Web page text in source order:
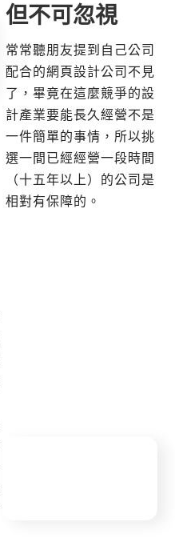
但不可忽視
常常聽朋友提到自己公司
配合的網頁設計公司不見
了，畢竟在這麼競爭的設
計產業要能長久經營不是
一件簡單的事情，所以挑
選一間已經經營一段時間
（十五年以上）的公司是
相對有保障的。